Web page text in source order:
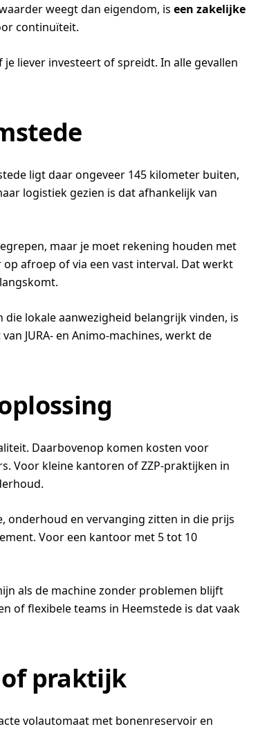
weegt dan eigendom, is een zakelijke
continuïteit.
liever investeert of spreidt. In alle gevallen
ligt daar ongeveer 145 kilometer buiten,
logistiek gezien is dat afhankelijk van
maar je moet rekening houden met
afroep of via een vast interval. Dat werkt
lokale aanwezigheid belangrijk vinden, is
JURA- en Animo-machines, werkt de
Daarbovenop komen kosten voor
Voor kleine kantoren of ZZP-praktijken in
onderhoud en vervanging zitten in die prijs
Voor een kantoor met 5 tot 10
als de machine zonder problemen blijft
of flexibele teams in Heemstede is dat vaak
praktijk
volautomaat met bonenreservoir en